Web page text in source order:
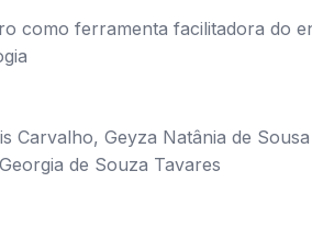
como ferramenta facilitadora do
Carvalho, Geyza Natânia de
de Souza Tavares